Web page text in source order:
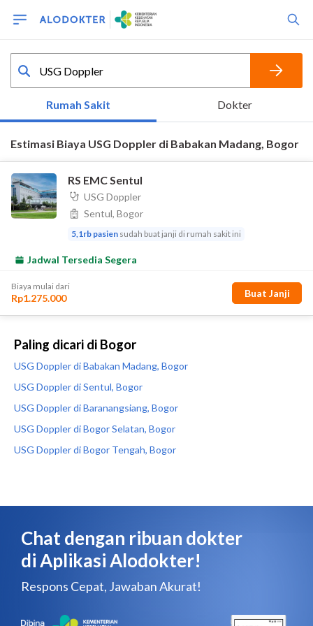
Paling dicari di Bogor
USG Doppler di Babakan Madang, Bogor
USG Doppler di Sentul, Bogor
USG Doppler di Baranangsiang, Bogor
USG Doppler di Bogor Selatan, Bogor
USG Doppler di Bogor Tengah, Bogor